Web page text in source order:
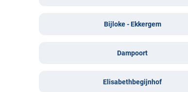
Bijloke - Ekkergem
Dampoort
Elisabethbegijnhof